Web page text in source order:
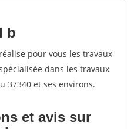
b
pour vous les travaux
dans les travaux
37340 et ses environs.
et avis sur